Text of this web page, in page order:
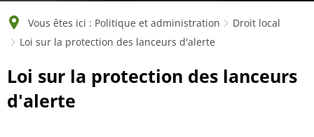
Vous êtes ici : Politique et administration
Droit local
Loi sur la protection des lanceurs d'alerte
Loi
sur
Loi sur la protection des lanceurs
d'alerte